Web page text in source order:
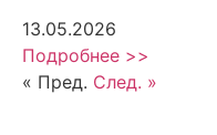
13.05.2026
Подробнее >>
« Пред. След. »